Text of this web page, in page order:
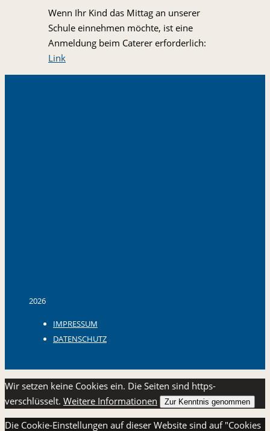
Wenn Ihr Kind das Mittag an unserer
Schule einnehmen möchte, ist eine
Anmeldung beim Caterer erforderlich:
Link
2026
IMPRESSUM
DATENSCHUTZ
Wir setzen keine Cookies ein. Die Seiten sind https-
verschlüsselt. Weitere Informationen Zur Kenntnis genommen
Die Cookie-Einstellungen auf dieser Website sind auf "Cookies